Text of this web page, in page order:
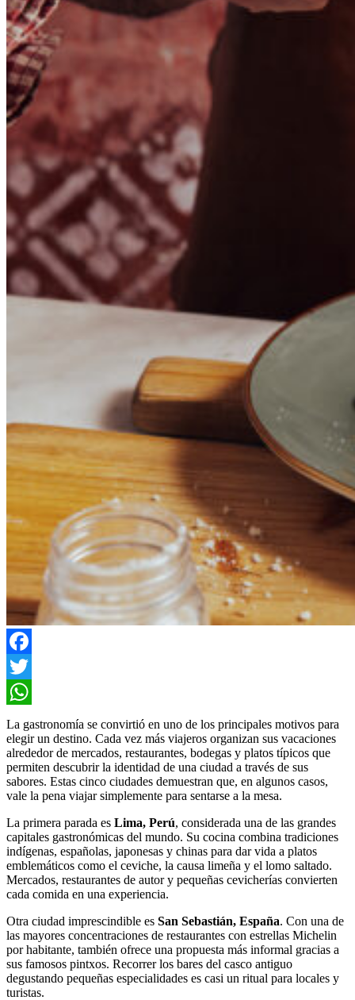
Facebook
Twitter
WhatsApp
La gastronomía se convirtió en uno de los principales motivos para
elegir un destino. Cada vez más viajeros organizan sus vacaciones
alrededor de mercados, restaurantes, bodegas y platos típicos que
permiten descubrir la identidad de una ciudad a través de sus
sabores. Estas cinco ciudades demuestran que, en algunos casos,
vale la pena viajar simplemente para sentarse a la mesa.
La primera parada es Lima, Perú, considerada una de las grandes
capitales gastronómicas del mundo. Su cocina combina tradiciones
indígenas, españolas, japonesas y chinas para dar vida a platos
emblemáticos como el ceviche, la causa limeña y el lomo saltado.
Mercados, restaurantes de autor y pequeñas cevicherías convierten
cada comida en una experiencia.
Otra ciudad imprescindible es San Sebastián, España. Con una de
las mayores concentraciones de restaurantes con estrellas Michelin
por habitante, también ofrece una propuesta más informal gracias a
sus famosos pintxos. Recorrer los bares del casco antiguo
degustando pequeñas especialidades es casi un ritual para locales y
turistas.